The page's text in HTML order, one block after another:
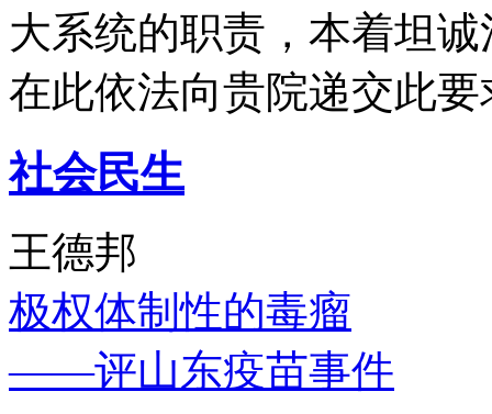
大系统的职责，本着坦
在此依法向贵院递交此要
社会民生
王德邦
极权体制性的毒瘤
——评山东疫苗事件